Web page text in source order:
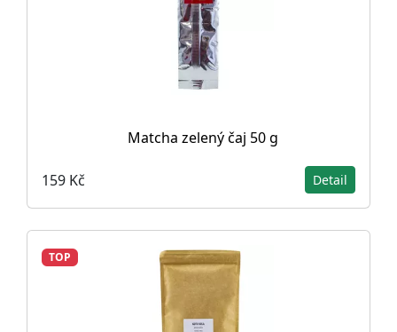
Matcha zelený čaj 50 g
159 Kč Detail
TOP